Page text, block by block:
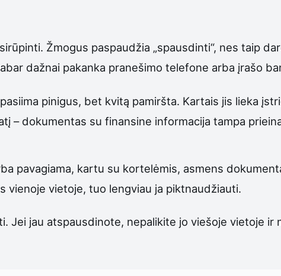
Žmogus paspaudžia „spausdinti“, nes taip
dažnai pakanka pranešimo telefone arba įrašo
pinigus, bet kvitą pamiršta. Kartais jis lieka
– dokumentas su finansine informacija tampa
pavagiama, kartu su kortelėmis, asmens
vienoje vietoje, tuo lengviau ja piktnaudžiauti.
Jei jau atspausdinote, nepalikite jo viešoje vietoje ir